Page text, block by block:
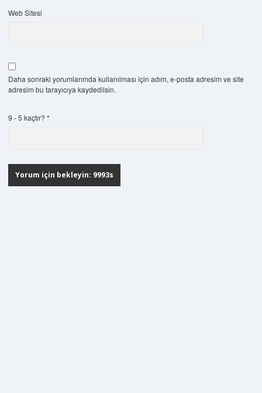
Web Sitesi
Daha sonraki yorumlarımda kullanılması için adım, e-posta adresim ve site
adresim bu tarayıcıya kaydedilsin.
9 - 5 kaçtır? *